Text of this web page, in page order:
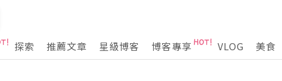
探索
推薦文章 星級博客 博客專享 VLOG 美食